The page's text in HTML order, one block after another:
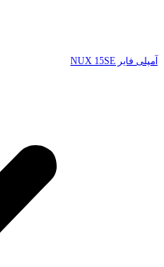
آمپلی فایر NUX 15SE